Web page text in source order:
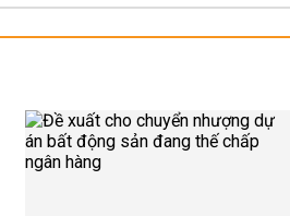
Lập, xã Xuân Minh, xã Phú
Lập
thông tin đáng chú ý sau đây:
giá theo quy hoạch ở xã,